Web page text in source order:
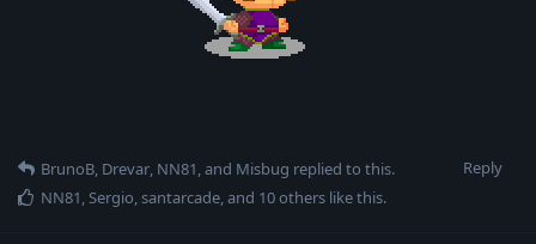
Reply
BrunoB, Drevar, NN81, and Misbug replied to this.
NN81,Sergio,santarcade, and 10others like this.